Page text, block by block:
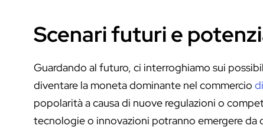
Scenari futuri e
Guardando al futuro, ci interroghiamo sui
diventare la moneta dominante nel commercio
popolarità a causa di nuove regulazioni o
tecnologie o innovazioni potranno emergere